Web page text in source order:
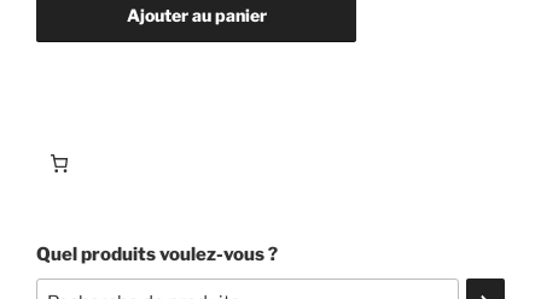
Ajouter au panier
Quel produits voulez-vous ?